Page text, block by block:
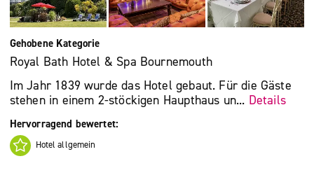
Gehobene Kategorie
Royal Bath Hotel & Spa Bournemouth
Im Jahr 1839 wurde das Hotel gebaut. Für die Gäste
stehen in einem 2-stöckigen Haupthaus un... Details
Hervorragend bewertet:
Hotel allgemein